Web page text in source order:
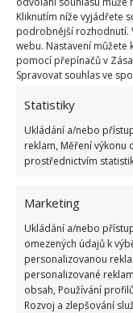
Kliknutím níže vyjádřete
podrobnější rozhodnutí.
webu. Nastavení můžete
pomocí přepínačů v
Spravovat souhlas ve
Statistiky
Ukládání a/nebo
reklam, Měření výkonu
prostřednictvím
Marketing
Ukládání a/nebo
omezených údajů k
personalizovanou
personalizované
obsah, Používání
Rozvoj a zlepšování
mikrovlnky či
od čaje a kávy.
pod označením
z vodíku a kyslíku.
dezinfekce na
v kombinaci s
odstranit i ty